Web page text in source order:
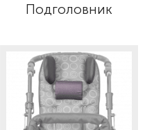
Подголовник